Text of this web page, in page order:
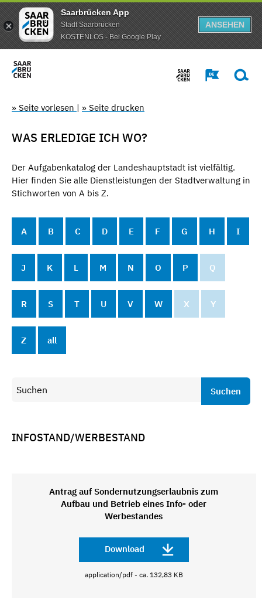
Saarbrücken App
Stadt Saarbrücken
KOSTENLOS - Bei Google Play
ANSEHEN
» Seite vorlesen | » Seite drucken
WAS ERLEDIGE ICH WO?
Der Aufgabenkatalog der Landeshauptstadt ist vielfältig.
Hier finden Sie alle Dienstleistungen der Stadtverwaltung in
Stichworten von A bis Z.
A B C D E F G H I
J K L M N O P Q
R S T U V W X Y
Z all
Suchen
INFOSTAND/WERBESTAND
Antrag auf Sondernutzungserlaubnis zum
Aufbau und Betrieb eines Info- oder
Werbestandes
Download
application/pdf - ca. 132,83 KB